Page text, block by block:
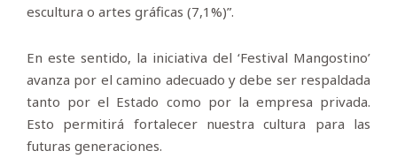
escultura o artes gráficas (7,1%)”.
En este sentido, la iniciativa del ‘Festival Mangostino’
avanza por el camino adecuado y debe ser respaldada
tanto por el Estado como por la empresa privada.
Esto permitirá fortalecer nuestra cultura para las
futuras generaciones.